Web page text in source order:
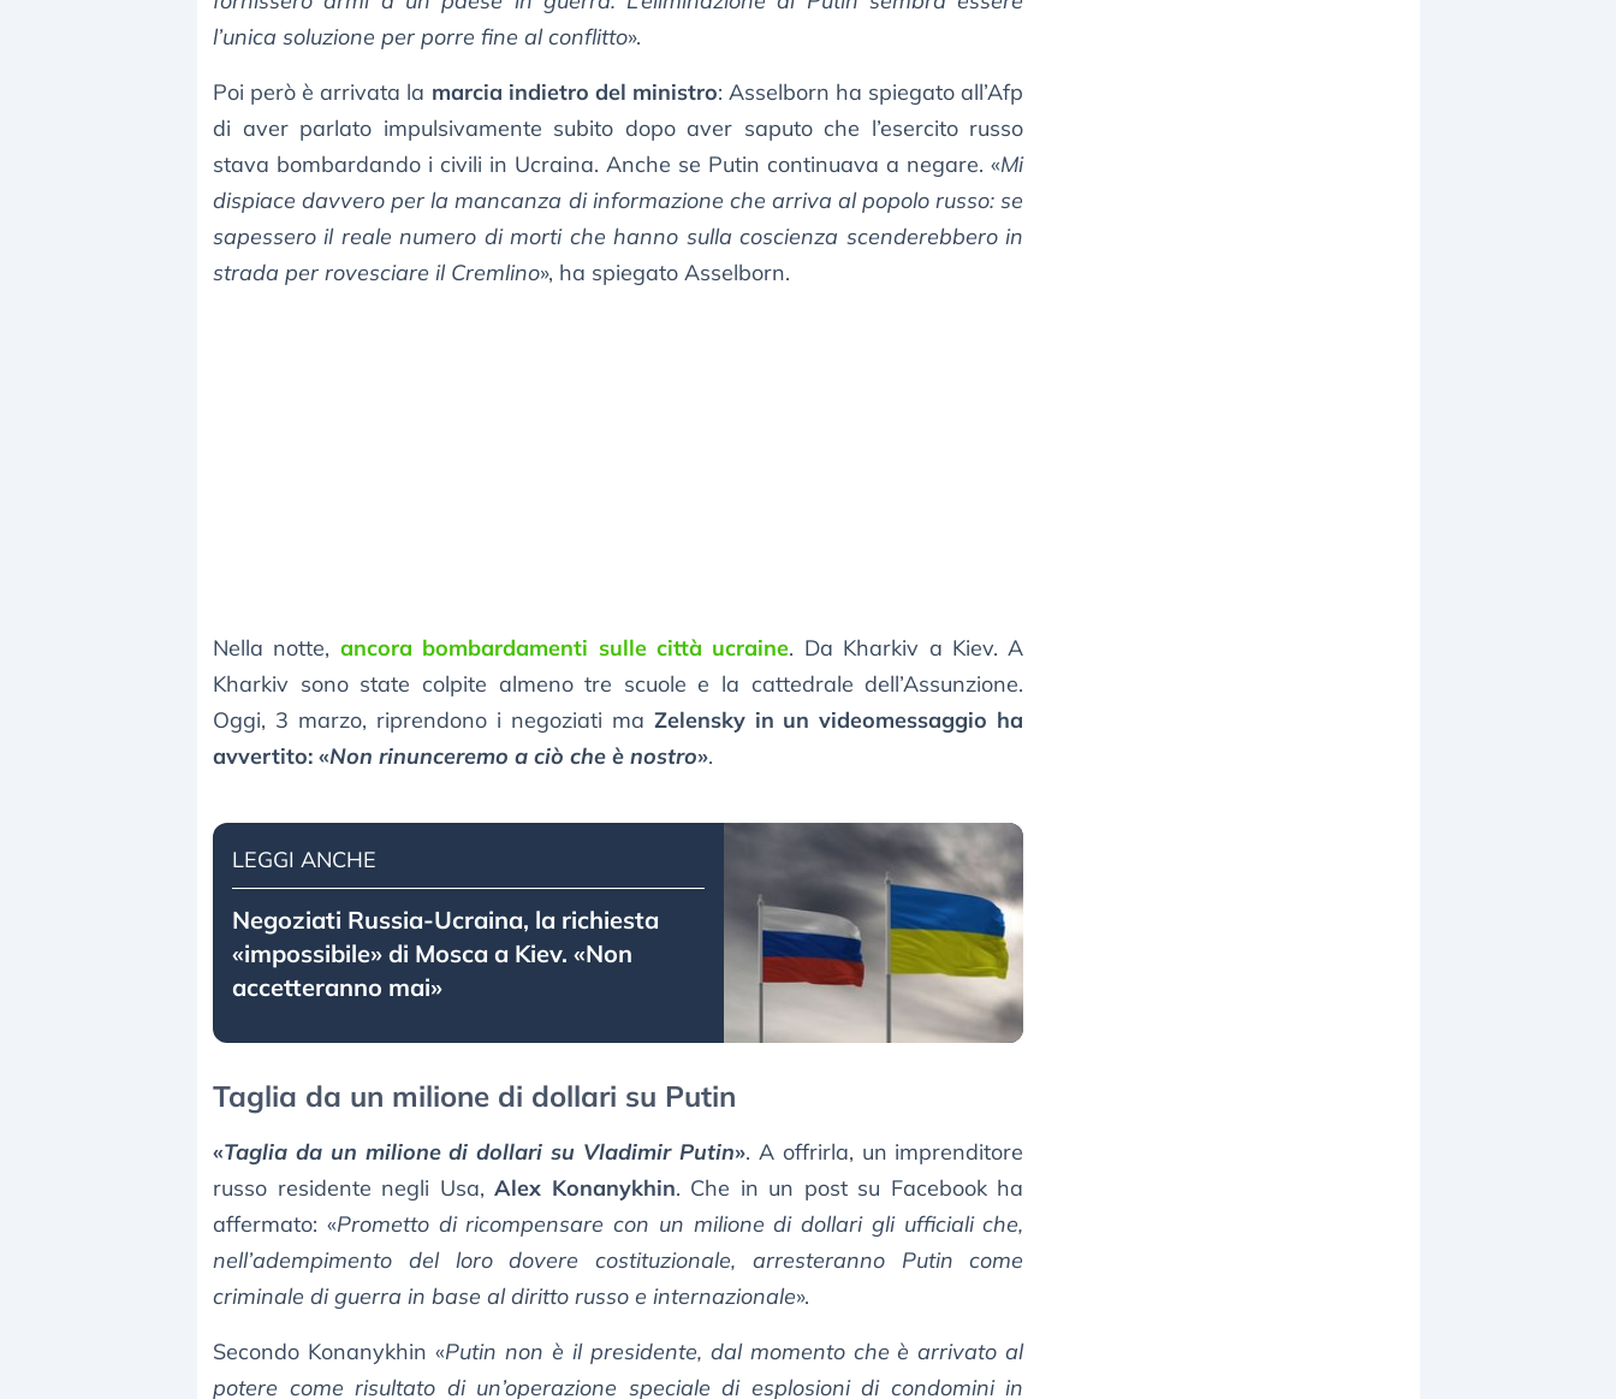
l’unica soluzione per porre fine al conflitto».
Poi però è arrivata la marcia indietro del ministro: Asselborn ha spiegato all’Afp
di aver parlato impulsivamente subito dopo aver saputo che l’esercito russo
stava bombardando i civili in Ucraina. Anche se Putin continuava a negare. «Mi
dispiace davvero per la mancanza di informazione che arriva al popolo russo: se
sapessero il reale numero di morti che hanno sulla coscienza scenderebbero in
strada per rovesciare il Cremlino», ha spiegato Asselborn.
Nella notte, ancora bombardamenti sulle città ucraine. Da Kharkiv a Kiev. A
Kharkiv sono state colpite almeno tre scuole e la cattedrale dell’Assunzione.
Oggi, 3 marzo, riprendono i negoziati ma Zelensky in un videomessaggio ha
avvertito: «Non rinunceremo a ciò che è nostro».
LEGGI ANCHE
Negoziati Russia-Ucraina, la richiesta
«impossibile» di Mosca a Kiev. «Non
accetteranno mai»
Taglia da un milione di dollari su Putin
«Taglia da un milione di dollari su Vladimir Putin». A offrirla, un imprenditore
russo residente negli Usa,Alex Konanykhin. Che in un post su Facebook ha
affermato: «Prometto di ricompensare con un milione di dollari gli ufficiali che,
nell’adempimento del loro dovere costituzionale, arresteranno Putin come
criminale di guerra in base al diritto russo e internazionale».
Secondo Konanykhin «Putin non è il presidente, dal momento che è arrivato al
potere come risultato di un’operazione speciale di esplosioni di condomini in